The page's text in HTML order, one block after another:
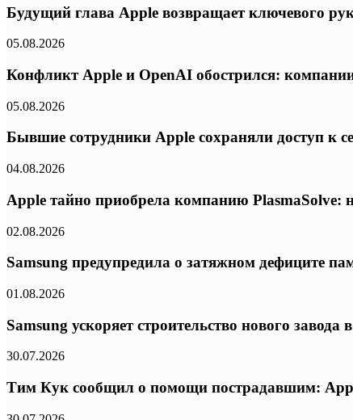
Будущий глава Apple возвращает ключевого
05.08.2026
Конфликт Apple и OpenAI обострился:
05.08.2026
Бывшие сотрудники Apple сохраняли доступ к
04.08.2026
Apple тайно приобрела компанию PlasmaSolve:
02.08.2026
Samsung предупредила о затяжном дефиците
01.08.2026
Samsung ускоряет строительство нового
30.07.2026
Тим Кук сообщил о помощи пострадавшим: